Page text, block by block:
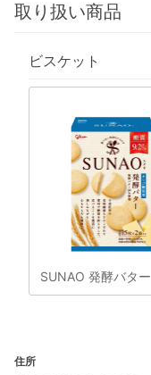
取り扱い商品
ビスケット
SUNAO 発酵バター
住所